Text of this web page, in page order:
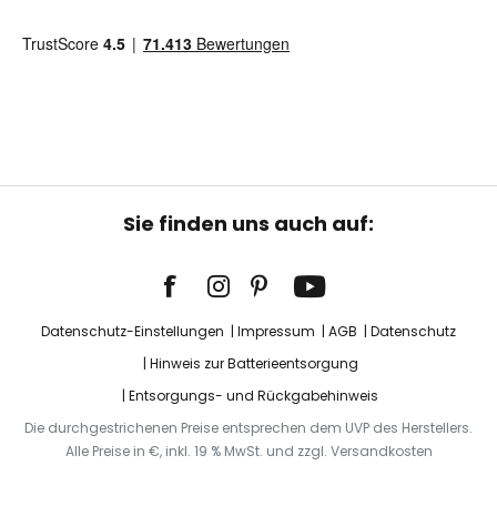
Sie finden uns auch auf:
Datenschutz-Einstellungen Impressum AGB
Datenschutz
Hinweis zur Batterieentsorgung
Entsorgungs- und Rückgabehinweis
Die durchgestrichenen Preise entsprechen dem UVP des Herstellers.
Alle Preise in €, inkl. 19 % MwSt. und zzgl. Versandkosten